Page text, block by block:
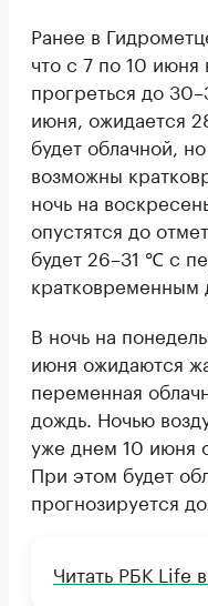
Ранее в
что с 7 по 10
прогреться до
июня, ожидается
будет облачной,
возможны
ночь на
опустятся до
будет 26–31 ℃ с
кратковременным
В ночь на
июня ожидаются
переменная
дождь. Ночью
уже днем 10 июня
При этом будет
прогнозируется
Читать РБК Life